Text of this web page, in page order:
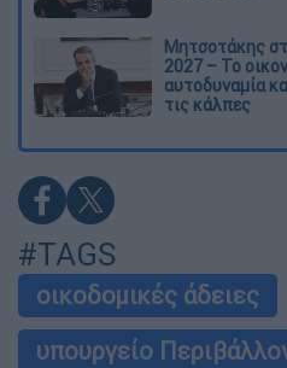
Μητσοτάκης
2027 – Το
αυτοδυναμία
τις κάλπες
#TAGS
οικοδομικές άδειες
υπουργείο